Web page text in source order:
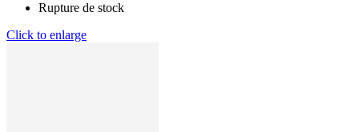
Rupture de stock
Click to enlarge